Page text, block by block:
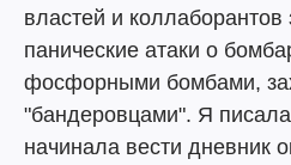
властей и коллаборантов
панические атаки о
фосфорными бомбами,
"бандеровцами". Я
начинала вести дневник